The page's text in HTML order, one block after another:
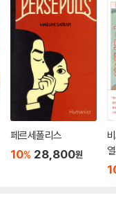
오랜 시간 반성하고 공
위 해 노력했음에도 자신
이다. 세상은 성평등 사
큼은 그 변화 속도가 매
을 함께 살며 두 사람이
초 이들이 겪은 갈등과
다. 그만큼 우리 사회는
시대착오적일 정도로
페르세폴리스
10% 28,800원